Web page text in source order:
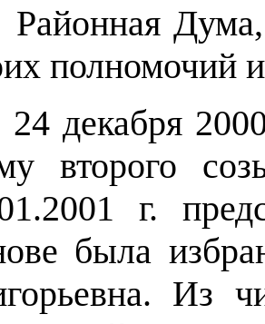
Дума,
полномочий
декабря 2000
второго
г.
была
Из